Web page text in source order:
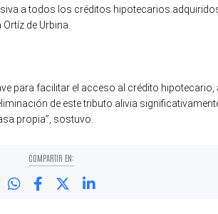
a todos los créditos hipotecarios
de Urbina.
para facilitar el acceso al crédito
de este tributo alivia
propia”, sostuvo.
COMPARTIR EN: